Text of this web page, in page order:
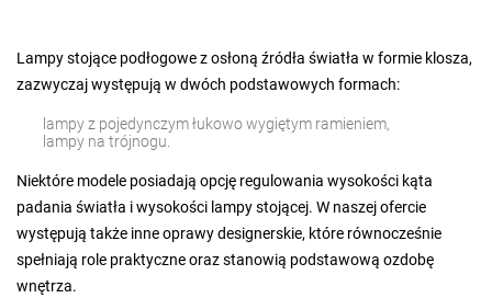
Lampy stojące podłogowe z osłoną źródła światła w formie klosza,
zazwyczaj występują w dwóch podstawowych formach:
lampy z pojedynczym łukowo wygiętym ramieniem,
lampy na trójnogu.
Niektóre modele posiadają opcję regulowania wysokości kąta
padania światła i wysokości lampy stojącej. W naszej ofercie
występują także inne oprawy designerskie, które równocześnie
spełniają role praktyczne oraz stanowią podstawową ozdobę
wnętrza.